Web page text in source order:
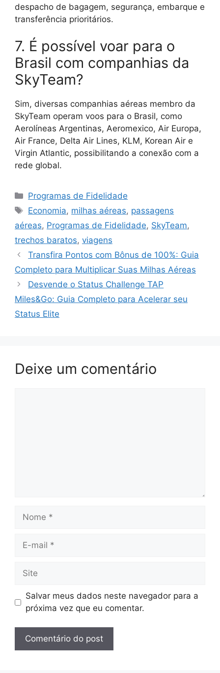
despacho de bagagem, segurança, embarque e
transferência prioritários.
7. É possível voar para o
Brasil com companhias da
SkyTeam?
Sim, diversas companhias aéreas membro da
SkyTeam operam voos para o Brasil, como
Aerolíneas Argentinas, Aeromexico, Air Europa,
Air France, Delta Air Lines, KLM, Korean Air e
Virgin Atlantic, possibilitando a conexão com a
rede global.
Categorias
Programas de Fidelidade
Tags
Economia, milhas aéreas, passagens
aéreas, Programas de Fidelidade, SkyTeam,
trechos baratos, viagens
Transfira Pontos com Bônus de 100%: Guia
Completo para Multiplicar Suas Milhas Aéreas
Desvende o Status Challenge TAP
Miles&Go: Guia Completo para Acelerar seu
Status Elite
Deixe um comentário
Nome
Site
Salvar meus dados neste navegador para a
próxima vez que eu comentar.